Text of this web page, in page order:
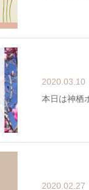
2020.03.10
本日は神栖
2020.02.27